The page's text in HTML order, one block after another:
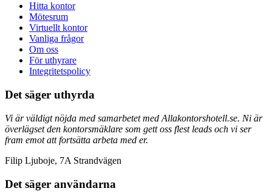
Hitta kontor
Mötesrum
Virtuellt kontor
Vanliga frågor
Om oss
För uthyrare
Integritetspolicy
Det säger uthyrda
Vi är väldigt nöjda med samarbetet med Allakontorshotell.se. Ni är
överlägset den kontorsmäklare som gett oss flest leads och vi ser
fram emot att fortsätta arbeta med er.
Filip Ljuboje, 7A Strandvägen
Det säger användarna